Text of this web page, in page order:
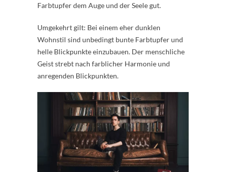
Farbtupfer dem Auge und der Seele gut.
Umgekehrt gilt: Bei einem eher dunklen
Wohnstil sind unbedingt bunte Farbtupfer und
helle Blickpunkte einzubauen. Der menschliche
Geist strebt nach farblicher Harmonie und
anregenden Blickpunkten.